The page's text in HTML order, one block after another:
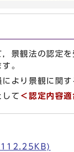
景観法の認定
。
より景観に関
て ＜認定内容適
112.25KB)